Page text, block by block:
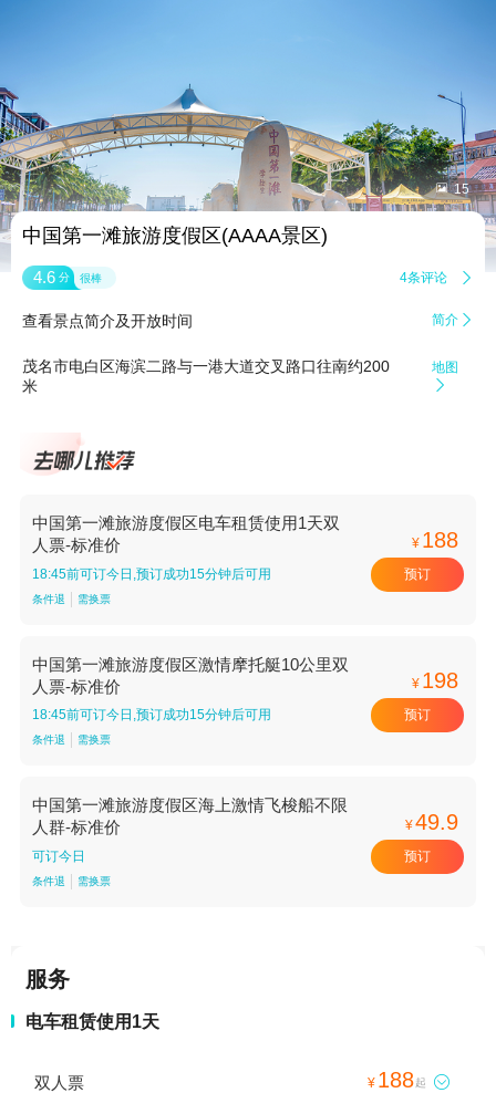
 15
中国第一滩旅游度假区(AAAA景区)
4.6 分 很棒 4条评论 
查看景点简介及开放时间 简介 
茂名市电白区海滨二路与一港大道交叉路口往南约200
米
地图

中国第一滩旅游度假区电车租赁使用1天双
人票-标准价
18:45前可订今日,预订成功15分钟后可用
条件退 需换票
¥ 188
预订
中国第一滩旅游度假区激情摩托艇10公里双
人票-标准价
18:45前可订今日,预订成功15分钟后可用
条件退 需换票
¥ 198
预订
中国第一滩旅游度假区海上激情飞梭船不限
人群-标准价
可订今日
条件退 需换票
¥49.9
预订
服务
电车租赁使用1天
双人票 ¥ 188起 